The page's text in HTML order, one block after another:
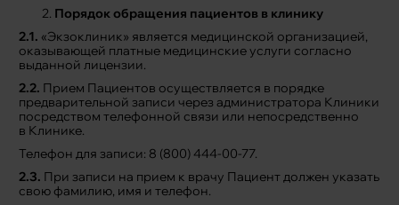
Порядок обращения пациентов в клинику
2.1. «Экзоклиник» является медицинской организацией,
оказывающей платные медицинские услуги согласно
выданной лицензии.
2.2. Прием Пациентов осуществляется в порядке
предварительной записи через администратора Клиники
посредством телефонной связи или непосредственно
в Клинике.
Телефон для записи: 8 (800) 444-00-77.
2.3. При записи на прием к врачу Пациент должен указать
свою фамилию, имя и телефон.